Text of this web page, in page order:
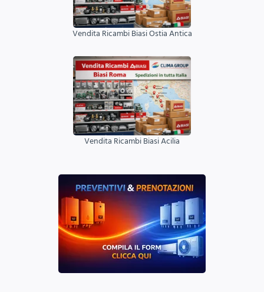
Vendita Ricambi Biasi Ostia Antica
Vendita Ricambi Biasi Acilia